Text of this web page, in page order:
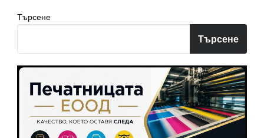
Търсене
Търсене